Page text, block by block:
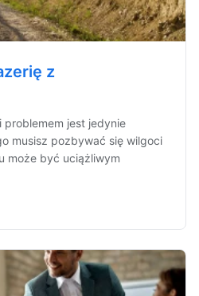
z
problemem jest jedynie
musisz pozbywać się wilgoci
może być uciążliwym